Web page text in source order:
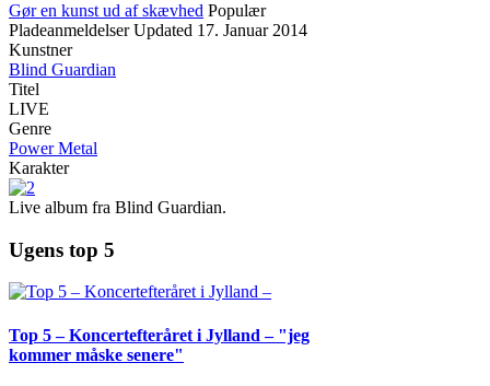
Gør en kunst ud af skævhed Populær
Pladeanmeldelser Updated 17. Januar 2014
Kunstner
Blind Guardian
Titel
LIVE
Genre
Power Metal
Karakter
Live album fra Blind Guardian.
Ugens top 5
Top 5 – Koncertefteråret i Jylland – "jeg
kommer måske senere"